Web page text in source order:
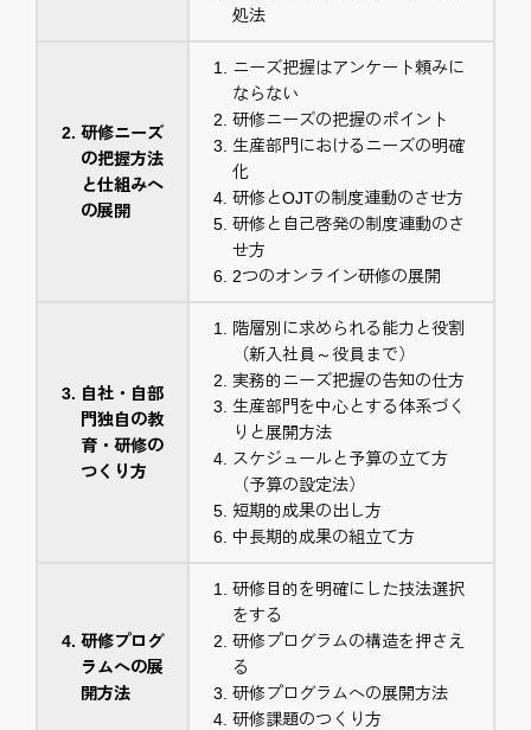
処法
研修ニーズ
の把握方法
と仕組みへ
の展開
ニーズ把握はアンケート頼みに
ならない
研修ニーズの把握のポイント
生産部門におけるニーズの明確
化
研修とOJTの制度連動のさせ方
研修と自己啓発の制度連動のさ
せ方
2つのオンライン研修の展開
自社・自部
門独自の教
育・研修の
つくり方
階層別に求められる能力と役割
（新入社員～役員まで）
実務的ニーズ把握の告知の仕方
生産部門を中心とする体系づく
りと展開方法
スケジュールと予算の立て方
（予算の設定法）
短期的成果の出し方
中長期的成果の組立て方
研修プログ
ラムへの展
開方法
研修目的を明確にした技法選択
をする
研修プログラムの構造を押さえ
る
研修プログラムへの展開方法
研修課題のつくり方